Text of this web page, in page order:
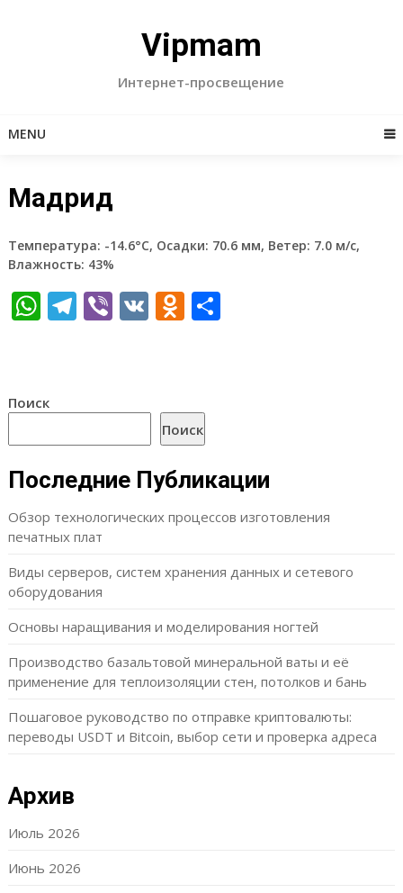
Vipmam
Интернет-просвещение
MENU
Мадрид
Температура: -14.6°C, Осадки: 70.6 мм, Ветер: 7.0 м/с,
Влажность: 43%
WhatsApp
Telegram
Viber
VKOdnoklassniki
Отправить
Поиск
Поиск
Последние Публикации
Обзор технологических процессов изготовления
печатных плат
Виды серверов, систем хранения данных и сетевого
оборудования
Основы наращивания и моделирования ногтей
Производство базальтовой минеральной ваты и её
применение для теплоизоляции стен, потолков и бань
Пошаговое руководство по отправке криптовалюты:
переводы USDT и Bitcoin, выбор сети и проверка адреса
Архив
Июль 2026
Июнь 2026